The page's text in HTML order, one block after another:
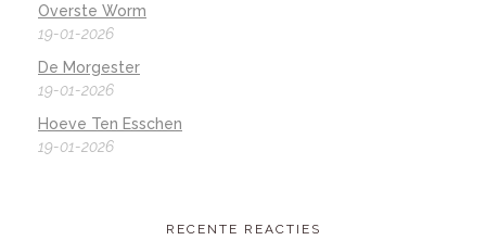
Overste Worm
19-01-2026
De Morgester
19-01-2026
Hoeve Ten Esschen
19-01-2026
RECENTE REACTIES